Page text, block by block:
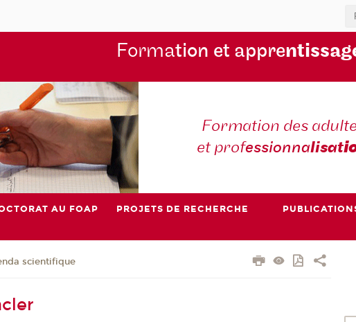
Formation et appre
Formation des
et professionnalisat
AU FOAP PROJETS DE RECHERCHE
scientifique